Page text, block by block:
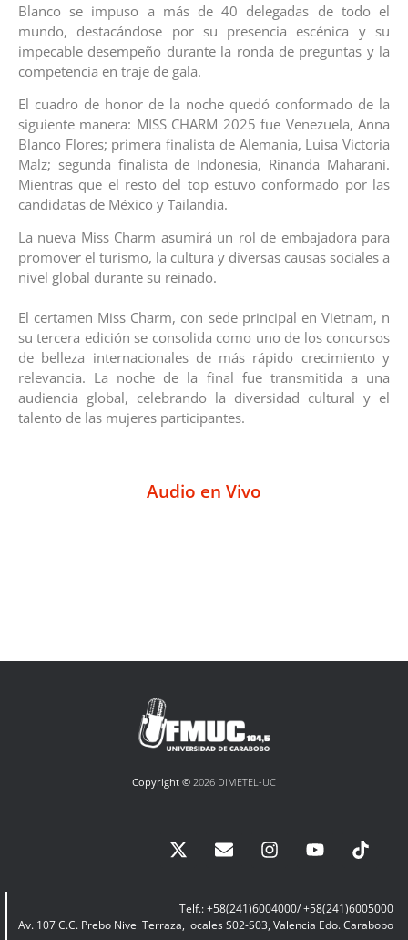
​Blanco se impuso a más de 40 delegadas de todo el
mundo, destacándose por su presencia escénica y su
impecable desempeño durante la ronda de preguntas y la
competencia en traje de gala.
El cuadro de honor de la noche quedó conformado de la
siguiente manera: ​MISS CHARM 2025 fue Venezuela, Anna
Blanco Flores; primera finalista de Alemania, Luisa Victoria
Malz; segunda finalista de Indonesia, Rinanda Maharani.
Mientras que el resto del top estuvo conformado por las
candidatas de México y Tailandia.
La nueva Miss Charm asumirá un rol de embajadora para
promover el turismo, la cultura y diversas causas sociales a
nivel global durante su reinado.
El certamen Miss Charm, con sede principal en Vietnam, n
su tercera edición se consolida como uno de los concursos
de belleza internacionales de más rápido crecimiento y
relevancia. La noche de la final fue transmitida a una
audiencia global, celebrando la diversidad cultural y el
talento de las mujeres participantes.
Audio en Vivo
Copyright © 2026 DIMETEL-UC
Telf.: +58(241)6004000/ +58(241)6005000
Av. 107 C.C. Prebo Nivel Terraza, locales S02-S03, Valencia Edo. Carabobo